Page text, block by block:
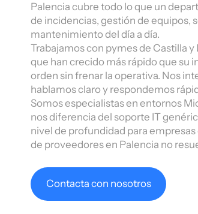
Palencia cubre todo lo que un
de incidencias, gestión de equipos,
mantenimiento del día a día.
Trabajamos con pymes de Castilla y
que han crecido más rápido que su
orden sin frenar la operativa. Nos
hablamos claro y respondemos
Somos especialistas en entornos
nos diferencia del soporte IT
nivel de profundidad para
de proveedores en Palencia no
Contacta con nosotros